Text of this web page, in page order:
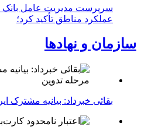
سرپرست مدیریت عامل
عملکرد مناطق تأکید کرد؛
سازمان و نهادها
بقائی خبرداد: بیانیه مشترک